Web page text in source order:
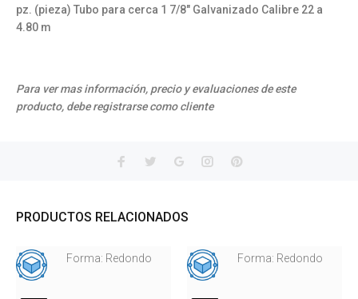
pz. (pieza) Tubo para cerca 1 7/8" Galvanizado Calibre 22 a
4.80 m
Para ver mas información, precio y evaluaciones de este
producto, debe registrarse como cliente
PRODUCTOS RELACIONADOS
Forma: Redondo Forma: Redondo